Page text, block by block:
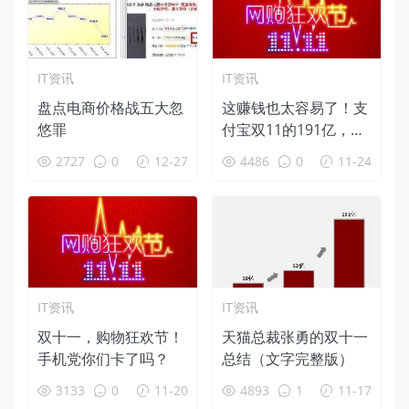
IT资讯
盘点电商价格战五大忽
悠罪
2727 0 12-27
IT资讯
这赚钱也太容易了！支
付宝双11的191亿，一
周利息可达140万元
4486 0 11-24
IT资讯
双十一，购物狂欢节！
手机党你们卡了吗？
3133 0 11-20
IT资讯
天猫总裁张勇的双十一
总结（文字完整版）
4893 1 11-17